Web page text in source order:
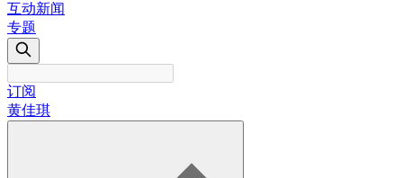
互动新闻
专题
订阅
黄佳琪